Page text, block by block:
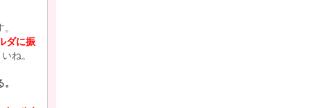
ダに振
ね。